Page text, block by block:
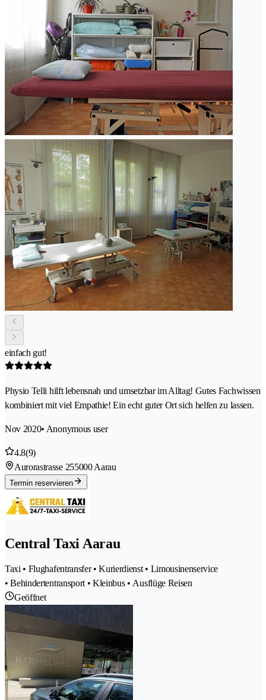
einfach gut!
Physio Telli hilft lebensnah und umsetzbar im Alltag! Gutes Fachwissen
kombiniert mit viel Empathie! Ein echt guter Ort sich helfen zu lassen.
Nov 2020• Anonymous user
4.8(9)
Aurorastrasse 255000 Aarau
Termin reservieren
Central Taxi Aarau
Taxi • Flughafentransfer • Kurierdienst • Limousinenservice
• Behindertentransport • Kleinbus • Ausflüge Reisen
Geöffnet